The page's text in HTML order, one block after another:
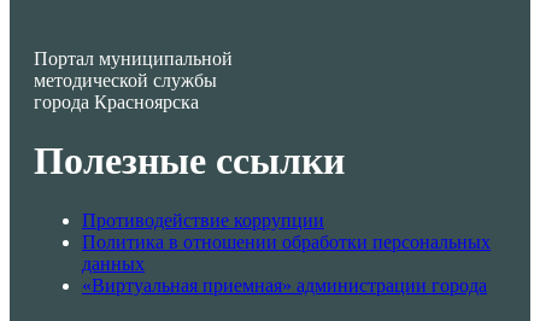
Портал муниципальной
методической службы
города Красноярска
Полезные ссылки
Противодействие коррупции
Политика в отношении обработки персональных
данных
«Виртуальная приемная» администрации города